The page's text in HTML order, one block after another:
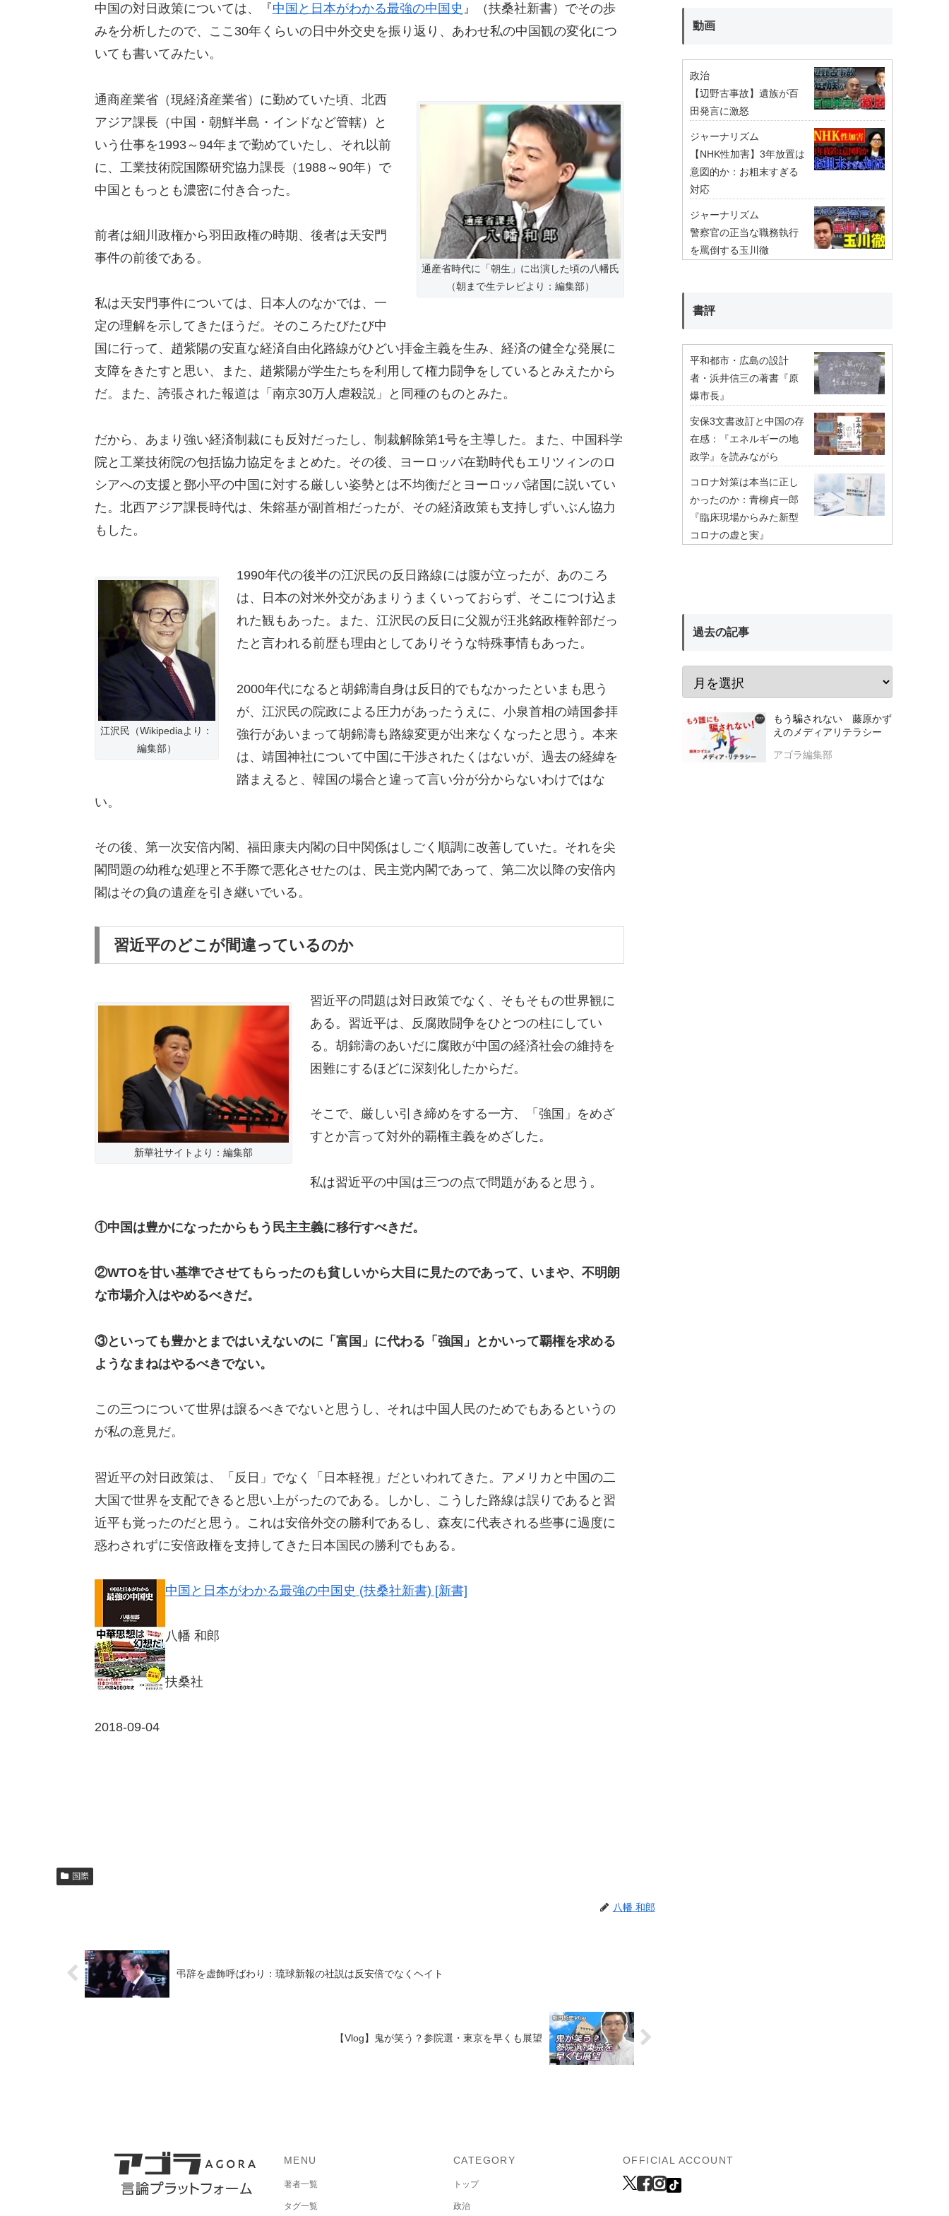
中国の対日政策については、『中国と日本がわかる最強の中国史 』（扶桑社新書）でその歩
みを分析したので、ここ30年くらいの日中外交史を振り返り、あわせ私の中国観の変化につ
いても書いてみたい。
通産省時代に「朝生」に出演した頃の八幡氏
（朝まで生テレビより：編集部）
通商産業省（現経済産業省）に勤めていた頃、北西
アジア課長（中国・朝鮮半島・インドなど管轄）と
いう仕事を1993～94年まで勤めていたし、それ以前
に、工業技術院国際研究協力課長（1988～90年）で
中国ともっとも濃密に付き合った。
前者は細川政権から羽田政権の時期、後者は天安門
事件の前後である。
私は天安門事件については、日本人のなかでは、一
定の理解を示してきたほうだ。そのころたびたび中
国に行って、趙紫陽の安直な経済自由化路線がひどい拝金主義を生み、経済の健全な発展に
支障をきたすと思い、また、趙紫陽が学生たちを利用して権力闘争をしているとみえたから
だ。また、誇張された報道は「南京30万人虐殺説」と同種のものとみた。
だから、あまり強い経済制裁にも反対だったし、制裁解除第1号を主導した。また、中国科学
院と工業技術院の包括協力協定をまとめた。その後、ヨーロッパ在勤時代もエリツィンのロ
シアへの支援と鄧小平の中国に対する厳しい姿勢とは不均衡だとヨーロッパ諸国に説いてい
た。北西アジア課長時代は、朱鎔基が副首相だったが、その経済政策も支持しずいぶん協力
もした。
江沢民（Wikipediaより：
編集部）
1990年代の後半の江沢民の反日路線には腹が立ったが、あのころ
は、日本の対米外交があまりうまくいっておらず、そこにつけ込ま
れた観もあった。また、江沢民の反日に父親が汪兆銘政権幹部だっ
たと言われる前歴も理由としてありそうな特殊事情もあった。
2000年代になると胡錦濤自身は反日的でもなかったといまも思う
が、江沢民の院政による圧力があったうえに、小泉首相の靖国参拝
強行があいまって胡錦濤も路線変更が出来なくなったと思う。本来
は、靖国神社について中国に干渉されたくはないが、過去の経緯を
踏まえると、韓国の場合と違って言い分が分からないわけではな
い。
その後、第一次安倍内閣、福田康夫内閣の日中関係はしごく順調に改善していた。それを尖
閣問題の幼稚な処理と不手際で悪化させたのは、民主党内閣であって、第二次以降の安倍内
閣はその負の遺産を引き継いでいる。
習近平のどこが間違っているのか
新華社サイトより：編集部
習近平の問題は対日政策でなく、そもそもの世界観に
ある。習近平は、反腐敗闘争をひとつの柱にしてい
る。胡錦濤のあいだに腐敗が中国の経済社会の維持を
困難にするほどに深刻化したからだ。
そこで、厳しい引き締めをする一方、「強国」をめざ
すとか言って対外的覇権主義をめざした。
私は習近平の中国は三つの点で問題があると思う。
①中国は豊かになったからもう民主主義に移行すべきだ。
②WTOを甘い基準でさせてもらったのも貧しいから大目に見たのであって、いまや、不明朗
な市場介入はやめるべきだ。
③といっても豊かとまではいえないのに「富国」に代わる「強国」とかいって覇権を求める
ようなまねはやるべきでない。
この三つについて世界は譲るべきでないと思うし、それは中国人民のためでもあるというの
が私の意見だ。
習近平の対日政策は、「反日」でなく「日本軽視」だといわれてきた。アメリカと中国の二
大国で世界を支配できると思い上がったのである。しかし、こうした路線は誤りであると習
近平も覚ったのだと思う。これは安倍外交の勝利であるし、森友に代表される些事に過度に
惑わされずに安倍政権を支持してきた日本国民の勝利でもある。
中国と日本がわかる最強の中国史 (扶桑社新書) [新書]
八幡 和郎
扶桑社
2018-09-04
国際
八幡 和郎
弔辞を虚飾呼ばわり：琉球新報の社説は反安倍でなくヘイト
【Vlog】鬼が笑う？参院選・東京を早くも展望
動画
政治
【辺野古事故】遺族が百
田発言に激怒
ジャーナリズム
【NHK性加害】3年放置は
意図的か：お粗末すぎる
対応
ジャーナリズム
警察官の正当な職務執行
を罵倒する玉川徹
書評
平和都市・広島の設計
者・浜井信三の著書『原
爆市長』
安保3文書改訂と中国の存
在感：『エネルギーの地
政学』を読みながら
コロナ対策は本当に正し
かったのか：青柳貞一郎
『臨床現場からみた新型
コロナの虚と実』
過去の記事
もう騙されない 藤原かず
えのメディアリテラシー
アゴラ編集部
MENU
著者一覧
タグ一覧
CATEGORY
トップ
政治
OFFICIAL ACCOUNT